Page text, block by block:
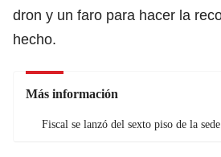
dron y un faro para hacer la
hecho.
Más información
Fiscal se lanzó del sexto piso de la